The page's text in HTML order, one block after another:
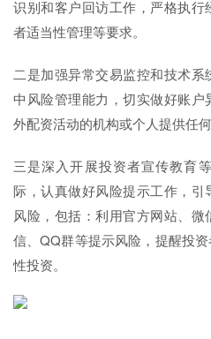
识别和客户回访工作，严格执
者适当性管理等要求。
二是加强异常交易监控和技术
中风险管理能力，切实做好账
外配资活动的机构或个人提供任何
三是深入开展投资者宣传教育
际，认真做好风险提示工作，
风险，包括：利用官方网站、
信、QQ群等提示风险，提醒投
性投资。